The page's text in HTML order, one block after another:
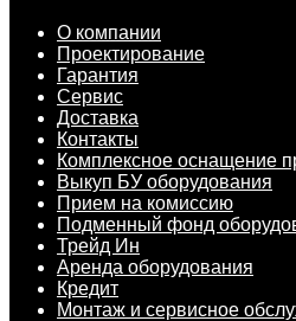
О компании
Проектирование
Гарантия
Сервис
Доставка
Контакты
Комплексное оснащение
Выкуп БУ оборудования
Прием на комиссию
Подменный фонд
Трейд Ин
Аренда оборудования
Кредит
Монтаж и сервисное